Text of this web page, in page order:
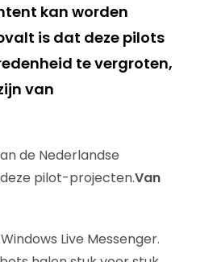
kan worden
is dat deze pilots
te vergroten,
van
de Nederlandse
pilot-projecten.Van
Live Messenger.